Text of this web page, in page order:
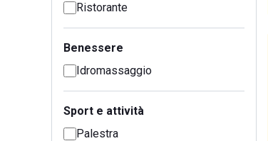
Ristorante
Benessere
Idromassaggio
Sport e attività
Palestra